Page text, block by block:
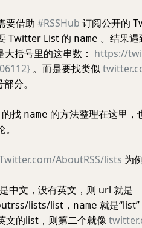
要借助 #RSSHub 订阅公开的
Twitter List 的 name 。结果
括号里的这串数： https://
。而是要找类似
分。
找 name 的方法整理在这里，
AboutRSS/lists 为
中文，没有英文，则 url 就是
lists/list， name 就是
文的list，则第二个就像